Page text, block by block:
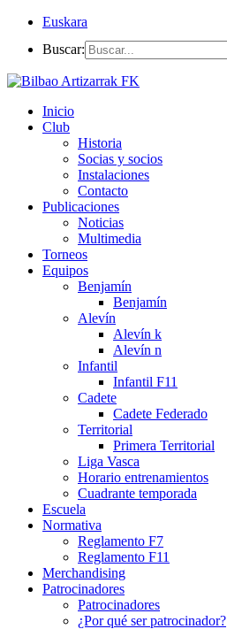
Euskara
Buscar:
Inicio
Club
Historia
Socias y socios
Instalaciones
Contacto
Publicaciones
Noticias
Multimedia
Torneos
Equipos
Benjamín
Benjamín
Alevín
Alevín k
Alevín n
Infantil
Infantil F11
Cadete
Cadete Federado
Territorial
Primera Territorial
Liga Vasca
Horario entrenamientos
Cuadrante temporada
Escuela
Normativa
Reglamento F7
Reglamento F11
Merchandising
Patrocinadores
Patrocinadores
¿Por qué ser patrocinador?